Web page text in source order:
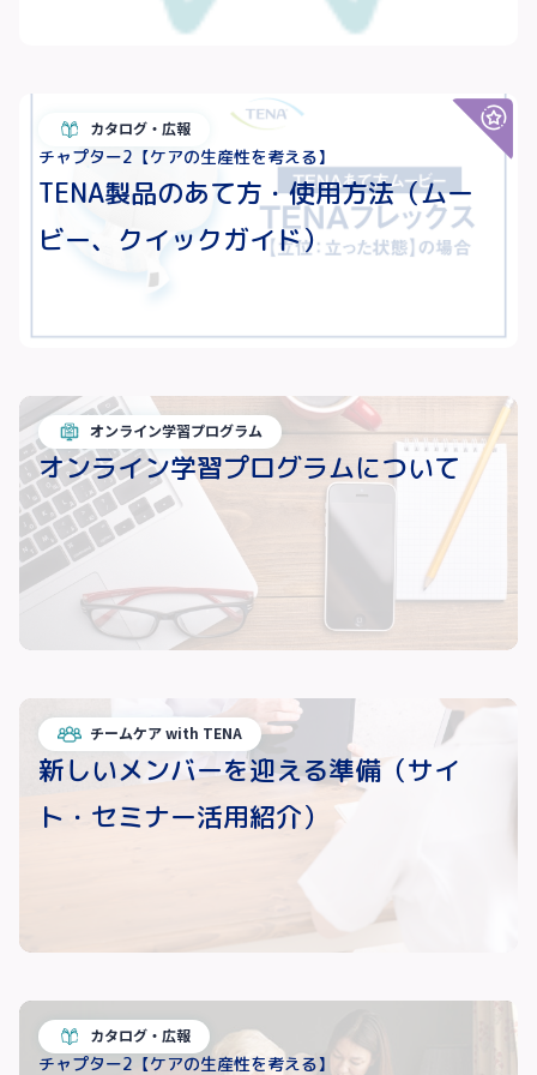
カタログ・広報
チャプター2【ケアの生産性を考える】
TENA製品のあて方・使用方法（ムー
ビー、クイックガイド）
オンライン学習プログラム
オンライン学習プログラムについて
チームケア with TENA
新しいメンバーを迎える準備（サイ
ト・セミナー活用紹介）
カタログ・広報
チャプター2【ケアの生産性を考える】